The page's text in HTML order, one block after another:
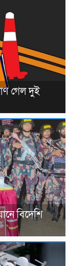
গেল দুই
বিদেশি